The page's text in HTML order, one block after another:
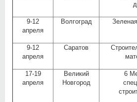
9-12
апреля
Волгоград
9-12
апреля
Саратов
17-19
апреля
Великий
Новгород
6